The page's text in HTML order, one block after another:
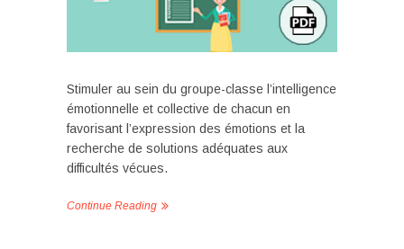
Stimuler au sein du groupe-classe l’intelligence
émotionnelle et collective de chacun en
favorisant l’expression des émotions et la
recherche de solutions adéquates aux
difficultés vécues.
Continue Reading